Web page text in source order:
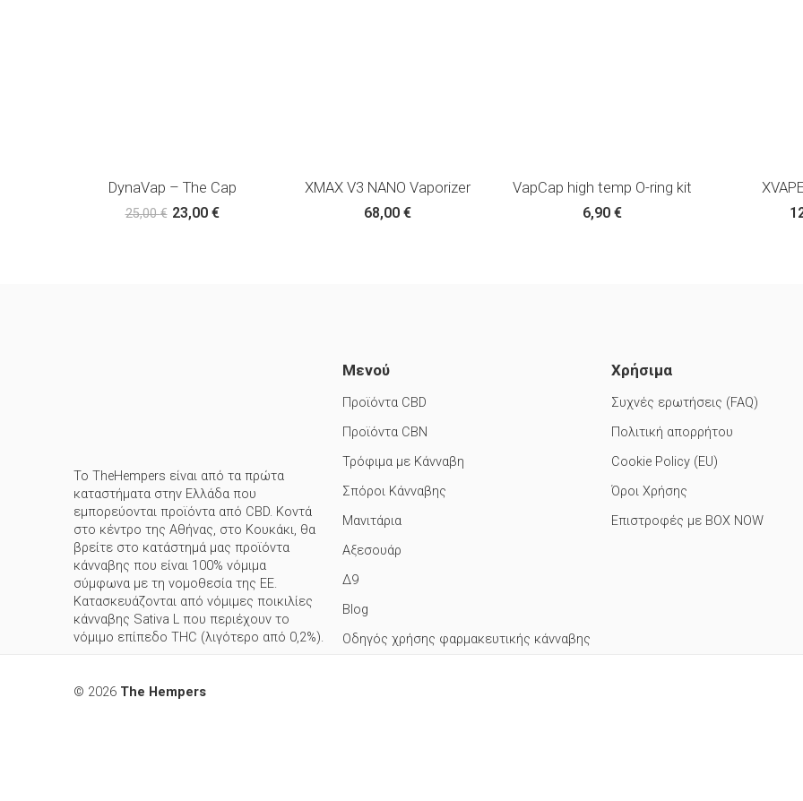
DynaVap – The Cap
25,00€ 23,00 €
XMAX V3 NANO Vaporizer
68,00 €
VapCap high temp O-ring kit
6,90 €
Το TheHempers είναι από τα πρώτα
καταστήματα στην Ελλάδα που
εμπορεύονται προϊόντα από CBD. Κοντά
στο κέντρο της Αθήνας, στο Κουκάκι, θα
βρείτε στο κατάστημά μας προϊόντα
κάνναβης που είναι 100% νόμιμα
σύμφωνα με τη νομοθεσία της ΕΕ.
Κατασκευάζονται από νόμιμες ποικιλίες
κάνναβης Sativa L που περιέχουν το
νόμιμο επίπεδο THC (λιγότερο από 0,2%).
Μενού
Προϊόντα CBD
Προϊόντα CBN
Τρόφιμα με Κάνναβη
Σπόροι Κάνναβης
Μανιτάρια
Αξεσουάρ
Δ9
Blog
Οδηγός χρήσης φαρμακευτικής κάνναβης
Χρήσιμα
Συχνές ερωτήσεις (FAQ)
Πολιτική απορρήτου
Cookie Policy (EU)
Όροι Χρήσης
Επιστροφές με BOX NOW
© 2026 The Hempers